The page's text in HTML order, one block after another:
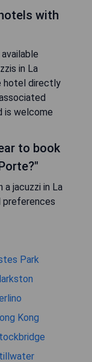
with
in La
hotel directly
is welcome
to book
jacuzzi in La
preferences
Park
Kong